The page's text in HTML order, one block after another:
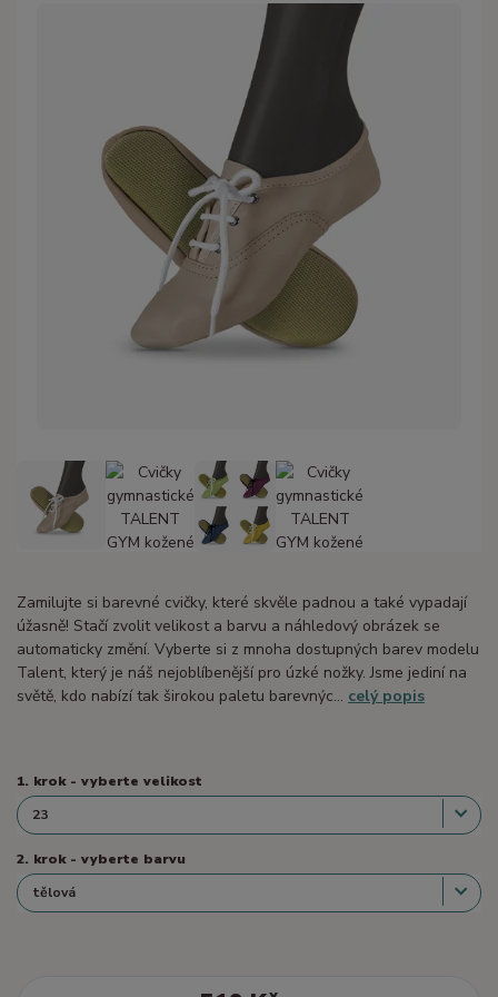
Zamilujte si barevné cvičky, které skvěle padnou a také vypadají
úžasně! Stačí zvolit velikost a barvu a náhledový obrázek se
automaticky změní. Vyberte si z mnoha dostupných barev modelu
Talent, který je náš nejoblíbenější pro úzké nožky. Jsme jediní na
světě, kdo nabízí tak širokou paletu barevnýc... celý popis
1. krok - vyberte velikost
2. krok - vyberte barvu